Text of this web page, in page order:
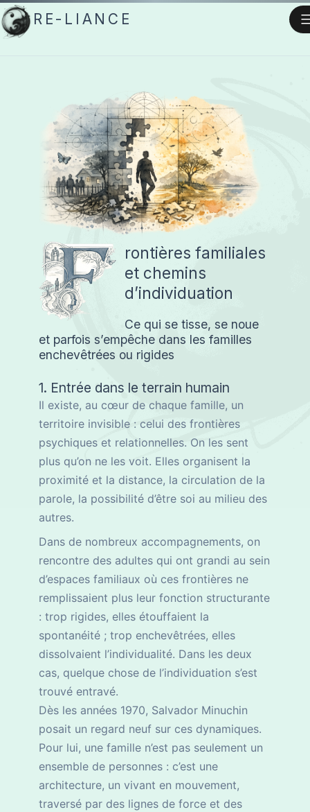
Aller
au
RE-LIANCE
F
rontières familiales
et chemins
d’individuation
Ce qui se tisse, se noue
et parfois s’empêche dans les familles
enchevêtrées ou rigides
1. Entrée dans le terrain humain
Il existe, au cœur de chaque famille, un
territoire invisible : celui des frontières
psychiques et relationnelles. On les sent
plus qu’on ne les voit. Elles organisent la
proximité et la distance, la circulation de la
parole, la possibilité d’être soi au milieu des
autres.
Dans de nombreux accompagnements, on
rencontre des adultes qui ont grandi au sein
d’espaces familiaux où ces frontières ne
remplissaient plus leur fonction structurante
: trop rigides, elles étouffaient la
spontanéité ; trop enchevêtrées, elles
dissolvaient l’individualité. Dans les deux
cas, quelque chose de l’individuation s’est
trouvé entravé.
Dès les années 1970, Salvador Minuchin
posait un regard neuf sur ces dynamiques.
Pour lui, une famille n’est pas seulement un
ensemble de personnes : c’est une
architecture, un vivant en mouvement,
traversé par des lignes de force et des